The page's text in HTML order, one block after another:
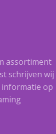
assortiment
schrijven wij
op